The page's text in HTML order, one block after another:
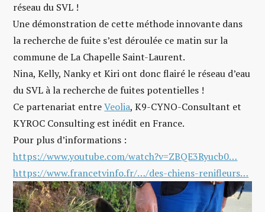
réseau du SVL !
Une démonstration de cette méthode innovante dans
la recherche de fuite s’est déroulée ce matin sur la
commune de La Chapelle Saint-Laurent.
Nina, Kelly, Nanky et Kiri ont donc flairé le réseau d’eau
du SVL à la recherche de fuites potentielles !
Ce partenariat entreVeolia, K9-CYNO-Consultant et
KYROC Consulting est inédit en France.
Pour plus d’informations :
https://www.youtube.com/watch?v=ZBQE3Ryucb0…
https://www.francetvinfo.fr/…/des-chiens-renifleurs…